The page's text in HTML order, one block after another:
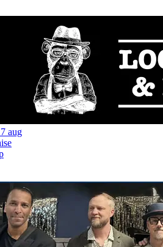
aug